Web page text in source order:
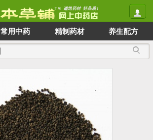
常用中药 精制药材 养生配方